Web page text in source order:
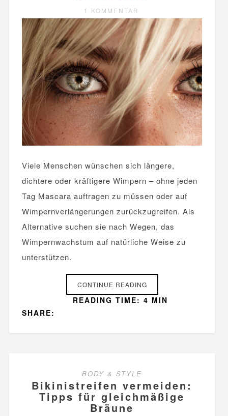
1 KOMMENTAR
Viele Menschen wünschen sich längere,
dichtere oder kräftigere Wimpern – ohne jeden
Tag Mascara auftragen zu müssen oder auf
Wimpernverlängerungen zurückzugreifen. Als
Alternative suchen sie nach Wegen, das
Wimpernwachstum auf natürliche Weise zu
unterstützen.
CONTINUE READING
SHARE:
READING TIME: 4 MIN
BODY & STYLE
Bikinistreifen vermeiden:
Tipps für gleichmäßige
Bräune